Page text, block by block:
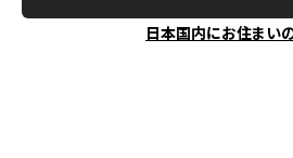
日本国内にお住まい